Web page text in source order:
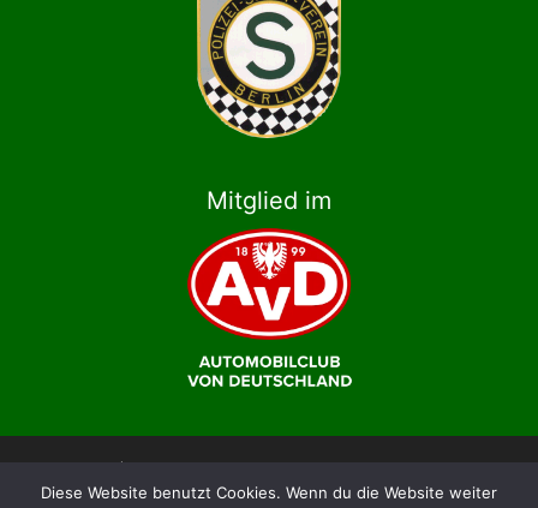
Mitglied im
Motorsport im AvD
Diese Website benutzt Cookies. Wenn du die Website weiter